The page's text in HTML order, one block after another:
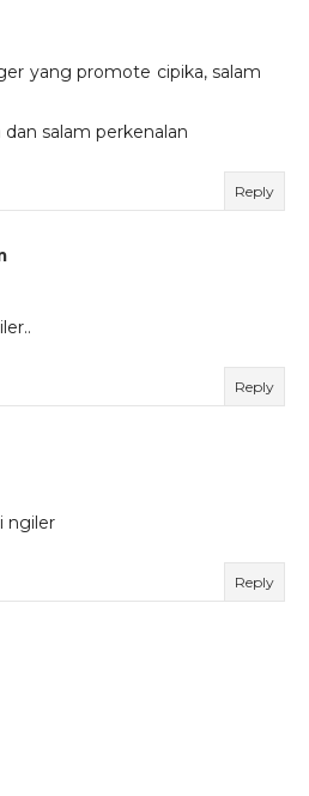
yang promote cipika, salam
salam perkenalan
Reply
Reply
ngiler
Reply